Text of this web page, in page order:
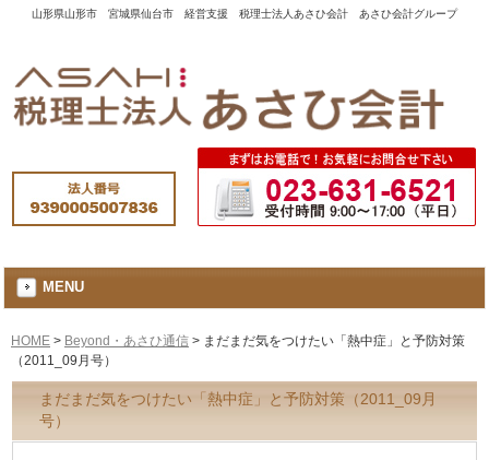
山形県山形市 宮城県仙台市 経営支援 税理士法人あさひ会計 あさひ会計グループ
MENU
HOME > Beyond・あさひ通信 > まだまだ気をつけたい「熱中症」と予防対策
（2011_09月号）
まだまだ気をつけたい「熱中症」と予防対策（2011_09月
号）